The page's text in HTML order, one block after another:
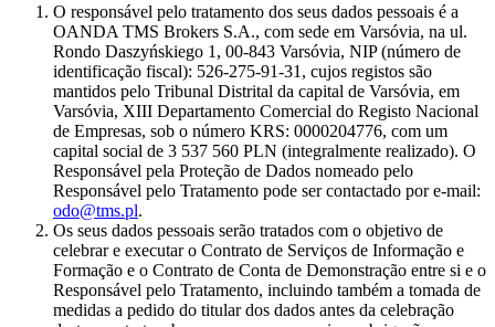
O responsável pelo tratamento dos seus dados pessoais é a
OANDA TMS Brokers S.A., com sede em Varsóvia, na ul.
Rondo Daszyńskiego 1, 00-843 Varsóvia, NIP (número de
identificação fiscal): 526-275-91-31, cujos registos são
mantidos pelo Tribunal Distrital da capital de Varsóvia, em
Varsóvia, XIII Departamento Comercial do Registo Nacional
de Empresas, sob o número KRS: 0000204776, com um
capital social de 3 537 560 PLN (integralmente realizado). O
Responsável pela Proteção de Dados nomeado pelo
Responsável pelo Tratamento pode ser contactado por e-mail:
odo@tms.pl.
Os seus dados pessoais serão tratados com o objetivo de
celebrar e executar o Contrato de Serviços de Informação e
Formação e o Contrato de Conta de Demonstração entre si e o
Responsável pelo Tratamento, incluindo também a tomada de
medidas a pedido do titular dos dados antes da celebração